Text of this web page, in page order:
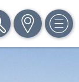
SUCHE KARTE MENÜ